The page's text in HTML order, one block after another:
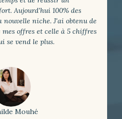
Aujourd'hui 100% des
nouvelle niche. J'ai obtenu de
offres et celle à 5 chiffres
se vend le plus.
Mouhé